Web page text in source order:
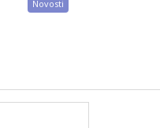
Novosti